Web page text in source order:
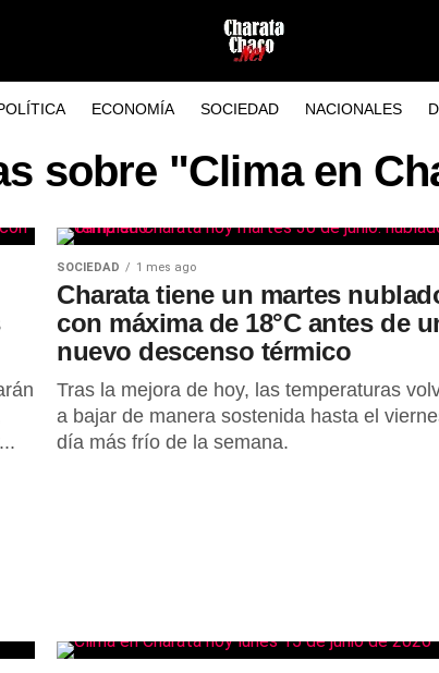
ECONOMÍA SOCIEDAD NACIONALES
sobre "Clima en
SOCIEDAD 1 mes ago
Charata tiene un martes
con máxima de 18°C antes de
nuevo descenso térmico
Tras la mejora de hoy, las temperaturas
a bajar de manera sostenida hasta el
día más frío de la semana.